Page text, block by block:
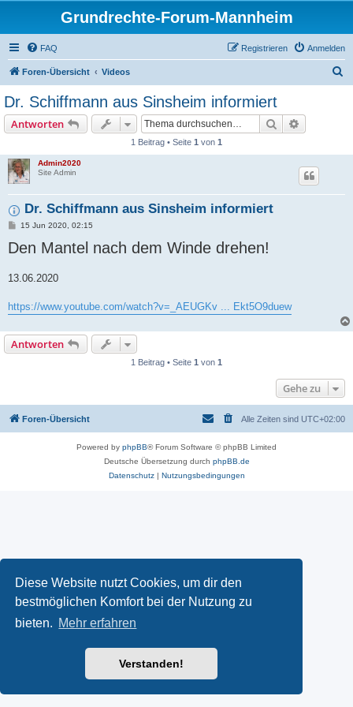
Diese Website nutzt Cookies, um dir den
bestmöglichen Komfort bei der Nutzung zu
bieten. Mehr erfahren
Verstanden!
Grundrechte-Forum-Mannheim
FAQ Anmelden
Registrieren
Foren-Übersicht Videos
Dr. Schiffmann aus Sinsheim informiert
Antworten Suche
1 Beitrag • Seite 1 von 1
Admin2020
Site Admin
Dr. Schiffmann aus Sinsheim informiert
B
i
t
g
15 Jun 2020, 02:15
Den Mantel nach dem Winde drehen!
13.06.2020
https://www.youtube.com/watch?v=_AEUGKv ... Ekt5O9duew
Antworten
1 Beitrag • Seite 1 von 1
Gehe zu
Foren-Übersicht Alle Zeiten sind UTC+02:00
Powered by phpBB® Forum Software © phpBB Limited
Deutsche Übersetzung durch phpBB.de
Datenschutz| Nutzungsbedingungen